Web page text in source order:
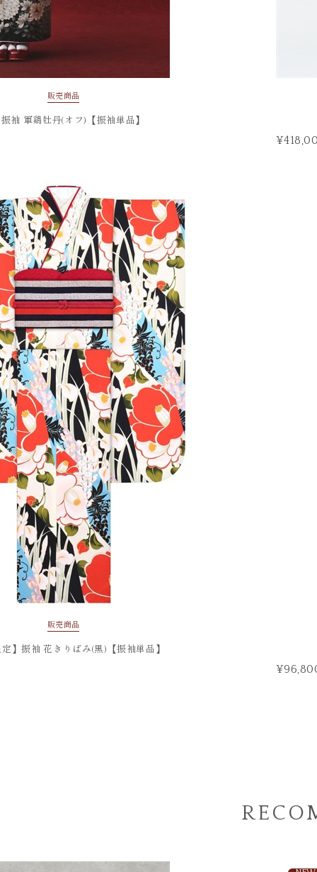
販売商品
袖 軍鶏牡丹(オフ)【振袖単品】
販売商品
】振袖 花きりばみ(黒)【振袖単品】